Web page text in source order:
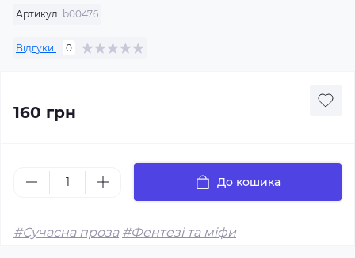
Артикул: b00476
Відгуки: 0
160 грн
До кошика
#Сучасна проза #Фентезі та міфи